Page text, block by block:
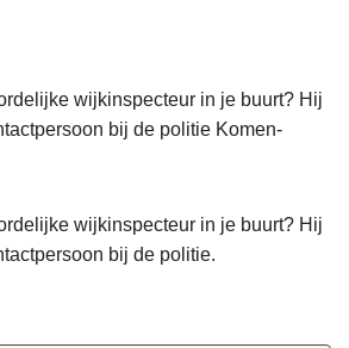
wijkinspecteur in je buurt? Hij
bij de politie Komen-
wijkinspecteur in je buurt? Hij
bij de politie.